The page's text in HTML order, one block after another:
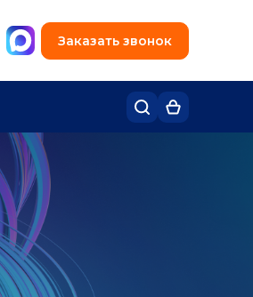
+7 (495) 780-48-49
Заказать звонок